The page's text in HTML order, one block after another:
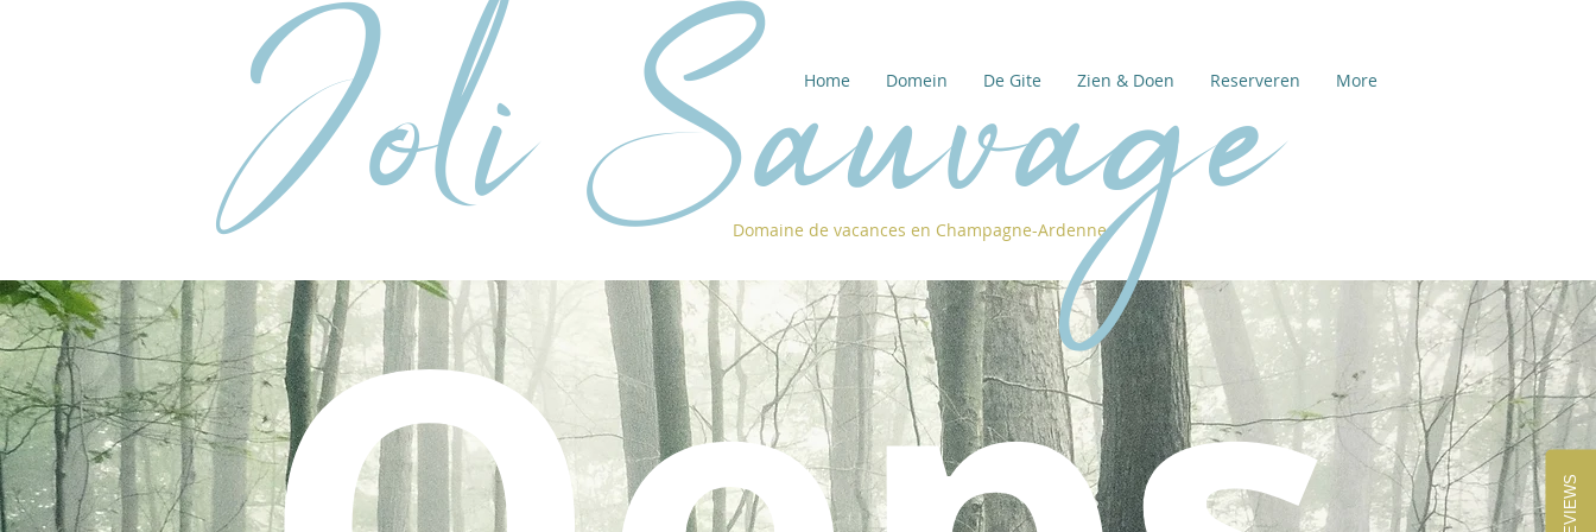
REVIEWS
Home Domein De Gite Zien & Doen Reserveren More
Domaine de vacances en Champagne-Ardenne
Joli Sauvage